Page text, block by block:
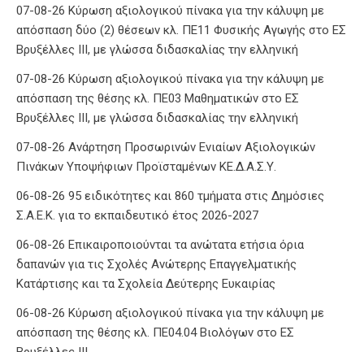
07-08-26 Κύρωση αξιολογικού πίνακα για την κάλυψη με
απόσπαση δύο (2) θέσεων κλ. ΠΕ11 Φυσικής Αγωγής στο ΕΣ
Βρυξέλλες ΙΙΙ, με γλώσσα διδασκαλίας την ελληνική
07-08-26 Κύρωση αξιολογικού πίνακα για την κάλυψη με
απόσπαση της θέσης κλ. ΠΕ03 Μαθηματικών στο ΕΣ
Βρυξέλλες ΙΙΙ, με γλώσσα διδασκαλίας την ελληνική
07-08-26 Ανάρτηση Προσωρινών Ενιαίων Αξιολογικών
Πινάκων Υποψήφιων Προϊσταμένων ΚΕ.Δ.Α.Σ.Υ.
06-08-26 95 ειδικότητες και 860 τμήματα στις Δημόσιες
Σ.Α.Ε.Κ. για το εκπαιδευτικό έτος 2026-2027
06-08-26 Επικαιροποιούνται τα ανώτατα ετήσια όρια
δαπανών για τις Σχολές Ανώτερης Επαγγελματικής
Κατάρτισης και τα Σχολεία Δεύτερης Ευκαιρίας
06-08-26 Κύρωση αξιολογικού πίνακα για την κάλυψη με
απόσπαση της θέσης κλ. ΠΕ04.04 Βιολόγων στο ΕΣ